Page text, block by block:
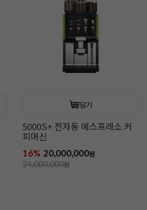
담기
5000S+ 전자동 에스프레소 커
피머신
16% 20,000,000원
24,000,000원